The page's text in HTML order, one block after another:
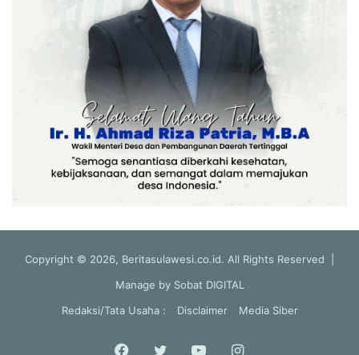
Copyright © 2026, Beritasulawesi.co.id. All Rights Reserved |
Manage by Sobat DIGITAL
Redaksi/Tata Usaha :
Disclaimer Media Siber
Facebook
Twitter YouTubeInstagram